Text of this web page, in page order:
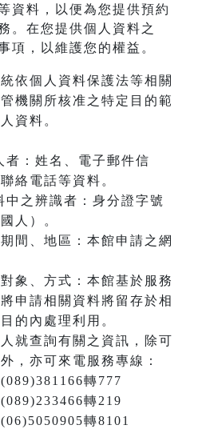
資料，以便為您提供預約
。在您提供個人資料之
項，以維護您的權益。
依個人資料保護法等相關
機關所核准之特定目的範
資料。
者：姓名、電子郵件信
絡電話等資料。
之辨識者：身分證字號
人）。
間、地區：本館申請之網
象、方式：本館基於服務
申請相關資料將留存於相
的內處理利用。
就查詢有關之資訊，除可
，亦可來電服務專線：
轉777
轉219
轉8101